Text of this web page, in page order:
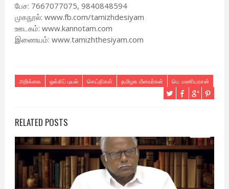
பேச: 7667077075, 9840848594
முகநூல்: www.fb.com/tamizhdesiyam
ஊடகம்: www.kannotam.com
இணையம்: www.tamizhthesiyam.com
அறிக்கை ஒக்கிப் புயல் செய்திகள் தமிழக மீனவர்கள் பெ. மணியரசன்
RELATED POSTS